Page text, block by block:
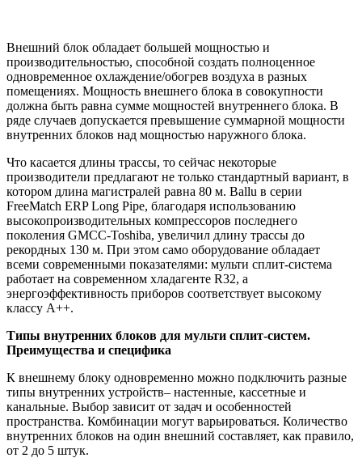
Внешний блок обладает большей мощностью и
производительностью, способной создать полноценное
одновременное охлаждение/обогрев воздуха в разных
помещениях. Мощность внешнего блока в совокупности
должна быть равна сумме мощностей внутреннего блока. В
ряде случаев допускается превышение суммарной мощности
внутренних блоков над мощностью наружного блока.
Что касается длины трассы, то сейчас некоторые
производители предлагают не только стандартный вариант, в
котором длина магистралей равна 80 м. Вallu в серии
FreeMatch ERP Long Pipe, благодаря использованию
высокопроизводительных компрессоров последнего
поколения GMCC-Toshiba, увеличил длину трассы до
рекордных 130 м. При этом само оборудование обладает
всеми современными показателями: мульти сплит-система
работает на современном хладагенте R32, а
энергоэффективность приборов соответствует высокому
классу А++.
Типы внутренних блоков для мульти сплит-систем.
Преимущества и специфика
К внешнему блоку одновременно можно подключить разные
типы внутренних устройств– настенные, кассетные и
канальные. Выбор зависит от задач и особенностей
пространства. Комбинации могут варьироваться. Количество
внутренних блоков на один внешний составляет, как правило,
от 2 до 5 штук.